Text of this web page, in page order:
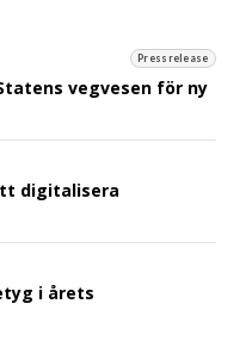
Pressrelease
vegvesen för ny
digitalisera
i årets